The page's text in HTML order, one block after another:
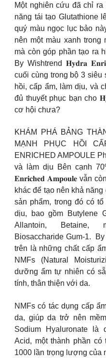
Một nghiên cứu đã chỉ ra
năng tái tạo Glutathione
quý màu ngọc lục bảo
nên một màu xanh trong
mà còn góp phần tạo ra
By Wishtrend 𝐇𝐲𝐝𝐫𝐚
cuối cùng trong bộ 3 siêu
hồi, cấp ẩm, làm dịu, và
đủ thuyết phục bạn cho
cơ hội chưa?
KHÁM PHÁ BẢNG
MẠNH PHỤC HỒI
ENRICHED AMPOULE
và làm dịu Bên cạnh
𝐄𝐧𝐫𝐢𝐜𝐡𝐞𝐝 𝐀𝐦𝐩𝐨𝐮𝐥𝐞 vẫn
khác để tạo nên khả
sản phẩm, trong đó có
dịu, bao gồm Butylene
Allantoin, Betaine,
Biosaccharide Gum-1.
trên là những chất cấp
NMFs (Natural
dưỡng ẩm tự nhiên có
tính, thân thiện với da.
NMFs có tác dụng cấp
da, giúp da trở nên
Sodium Hyaluronate là
Acid, một thành phần
1000 lần trọng lượng của